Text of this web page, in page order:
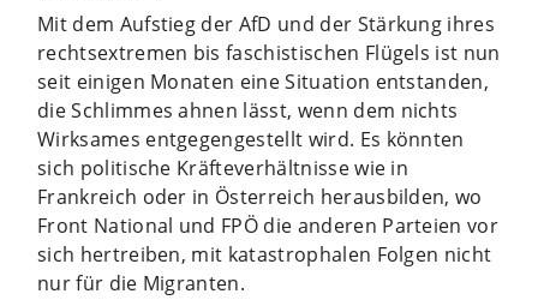
Mit dem Aufstieg der AfD und der Stärkung ihres
rechtsextremen bis faschistischen Flügels ist nun
seit einigen Monaten eine Situation entstanden,
die Schlimmes ahnen lässt, wenn dem nichts
Wirksames entgegengestellt wird. Es könnten
sich politische Kräfteverhältnisse wie in
Frankreich oder in Österreich herausbilden, wo
Front National und FPÖ die anderen Parteien vor
sich hertreiben, mit katastrophalen Folgen nicht
nur für die Migranten.